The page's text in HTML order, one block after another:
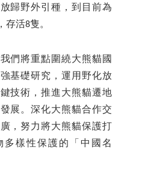
歸野外引種，到目前為
存活8隻。
們將重點圍繞大熊貓國
基礎研究，運用野化放
技術，推進大熊貓遷地
展。深化大熊貓合作交
，努力將大熊貓保護打
多樣性保護的「中國名